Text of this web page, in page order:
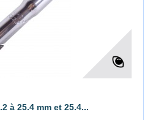
à 25.4 mm et 25.4...